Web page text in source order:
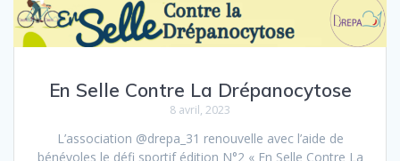
En Selle Contre La Drépanocytose
8 avril, 2023
L’association @drepa_31 renouvelle avec l’aide de
bénévoles le défi sportif édition N°2 « En Selle Contre La